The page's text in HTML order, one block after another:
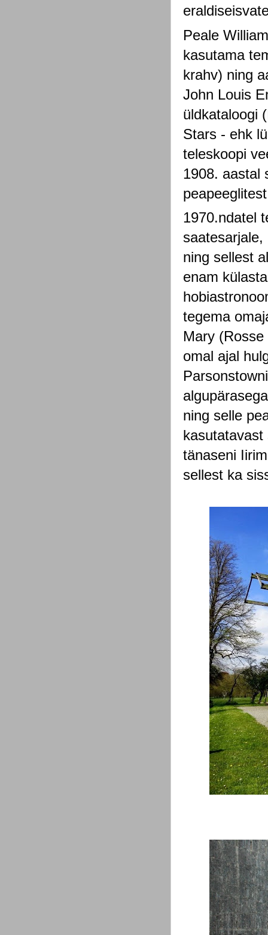
Peale
kasutama
krahv) ning
John Louis
üldkataloogi
Stars - ehk
teleskoopi
1908. aastal
1970.ndatel
ning sellest
enam
tegema
Mary
omal ajal
ning selle
kasutatavast
tänaseni
sellest ka